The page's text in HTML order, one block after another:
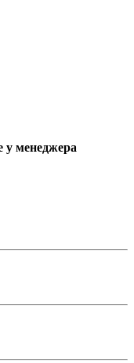
у менеджера